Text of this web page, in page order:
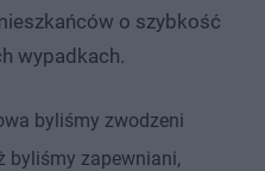
o szybkość
wypadkach.
byliśmy zwodzeni
byliśmy zapewniani,